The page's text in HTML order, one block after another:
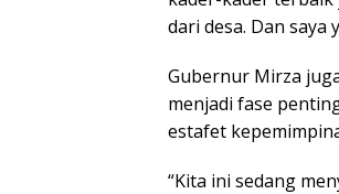
dari desa. Dan saya
Gubernur Mirza
menjadi fase
estafet
“Kita ini sedang